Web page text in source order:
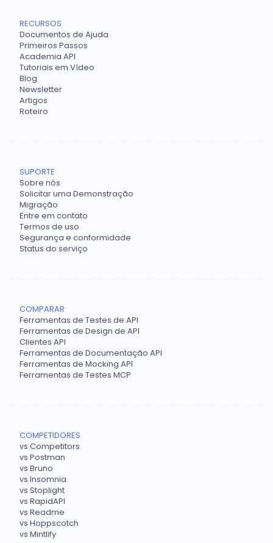
RECURSOS
Documentos de Ajuda
Primeiros Passos
Academia API
Tutoriais em Vídeo
Blog
Newsletter
Artigos
Roteiro
SUPORTE
Sobre nós
Solicitar uma Demonstração
Migração
Entre em contato
Termos de uso
Segurança e conformidade
Status do serviço
COMPARAR
Ferramentas de Testes de API
Ferramentas de Design de API
Clientes API
Ferramentas de Documentação API
Ferramentas de Mocking API
Ferramentas de Testes MCP
COMPETIDORES
vs Competitors
vs Postman
vs Bruno
vs Insomnia
vs Stoplight
vs RapidAPI
vs Readme
vs Hoppscotch
vs Mintlify